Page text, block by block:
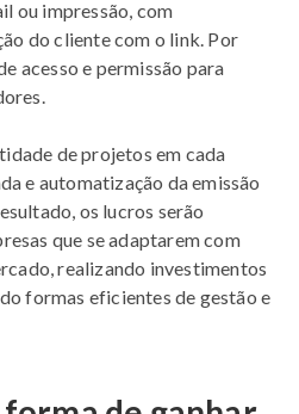
ou impressão, com
do cliente com o link. Por
acesso e permissão para
de projetos em cada
e automatização da emissão
os lucros serão
que se adaptarem com
realizando investimentos
formas eficientes de gestão e